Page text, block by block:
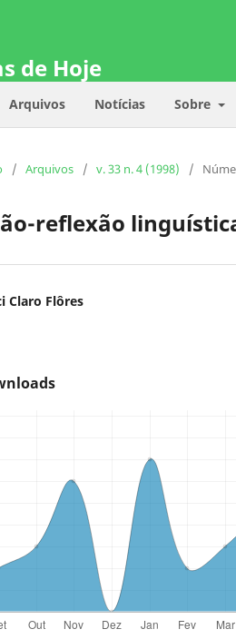
de Hoje
Arquivos Notícias Sobre
/ Arquivos / v. 33 n. 4 (1998) /
reflexão
Claro Flôres